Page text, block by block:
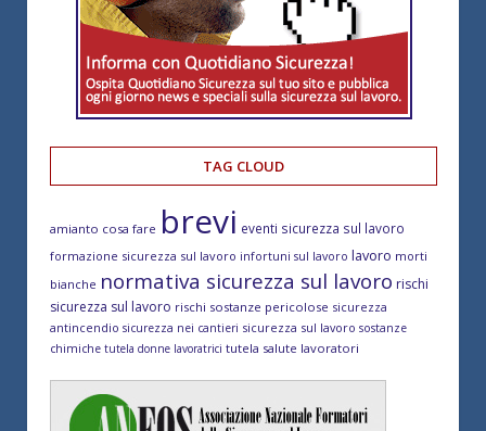
TAG CLOUD
amianto cosa fare brevi eventi sicurezza sul lavoro
formazione sicurezza sul lavoro infortuni sul lavoro lavoro morti
bianche normativa sicurezza sul lavoro rischi
sicurezza sul lavoro rischi sostanze pericolose sicurezza
antincendio sicurezza nei cantieri sicurezza sul lavoro sostanze
chimiche tutela donne lavoratrici tutela salute lavoratori